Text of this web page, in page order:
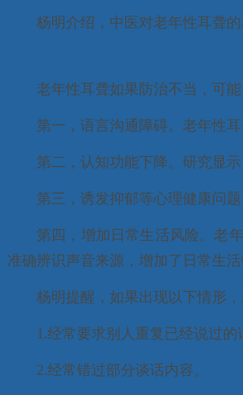
杨明介绍，中医对老年性耳聋
老年性耳聋如果防治不当，可
第一，语言沟通障碍。老年性
第二，认知功能下降。研究显
第三，诱发抑郁等心理健康问
第四，增加日常生活风险。老
准确辨识声音来源，增加了日常生活
杨明提醒，如果出现以下情形
1.经常要求别人重复已经说过的
2.经常错过部分谈话内容。